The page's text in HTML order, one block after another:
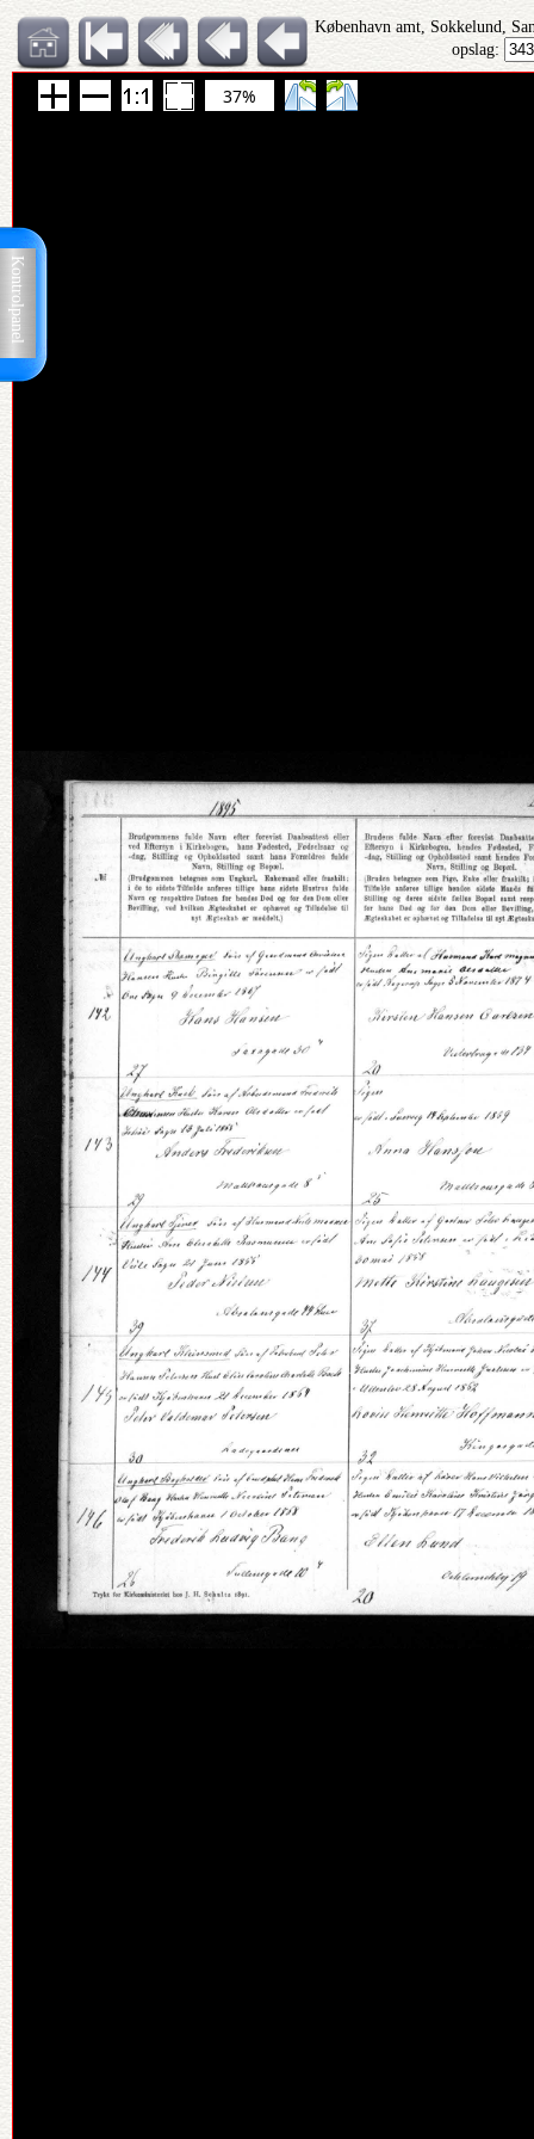
Kontrolpanel
København amt, Sokkelund,
opslag:
37%